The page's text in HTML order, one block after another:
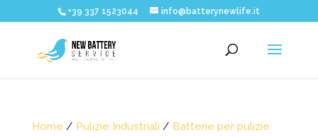
+39 337 1523044 info@batterynewlife.it
Home / Pulizie Industriali / Batterie per pulizie